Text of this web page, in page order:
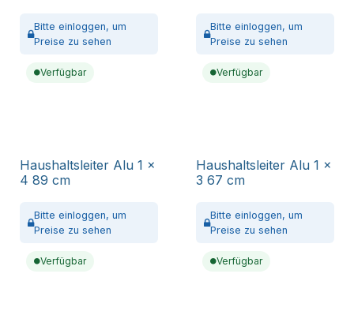
Bitte einloggen, um
Preise zu sehen
Verfügbar
Bitte einloggen, um
Preise zu sehen
Verfügbar
Haushaltsleiter Alu 1 x
4 89 cm
Bitte einloggen, um
Preise zu sehen
Verfügbar
Haushaltsleiter Alu 1 x
3 67 cm
Bitte einloggen, um
Preise zu sehen
Verfügbar